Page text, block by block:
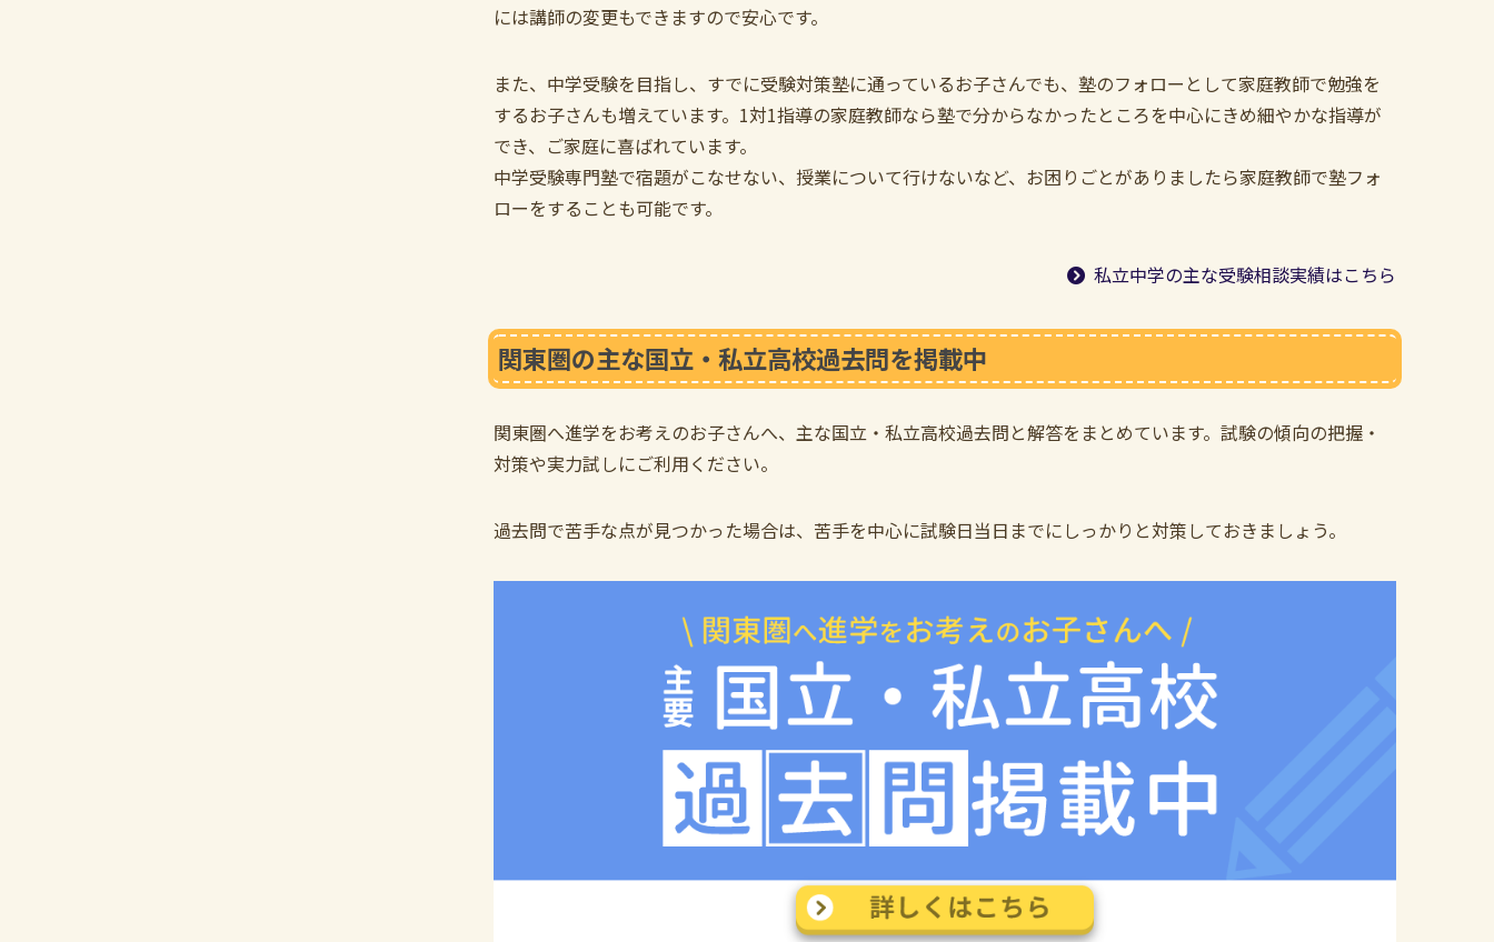
には講師の変更もできますので安心です。
また、中学受験を目指し、すでに受験対策塾に通っているお子さんでも、塾のフォローとして家庭教師で勉強を
するお子さんも増えています。1対1指導の家庭教師なら塾で分からなかったところを中心にきめ細やかな指導が
でき、ご家庭に喜ばれています。
中学受験専門塾で宿題がこなせない、授業について行けないなど、お困りごとがありましたら家庭教師で塾フォ
ローをすることも可能です。
私立中学の主な受験相談実績はこちら
関東圏の主な国立・私立高校過去問を掲載中
関東圏へ進学をお考えのお子さんへ、主な国立・私立高校過去問と解答をまとめています。試験の傾向の把握・
対策や実力試しにご利用ください。
過去問で苦手な点が見つかった場合は、苦手を中心に試験日当日までにしっかりと対策しておきましょう。